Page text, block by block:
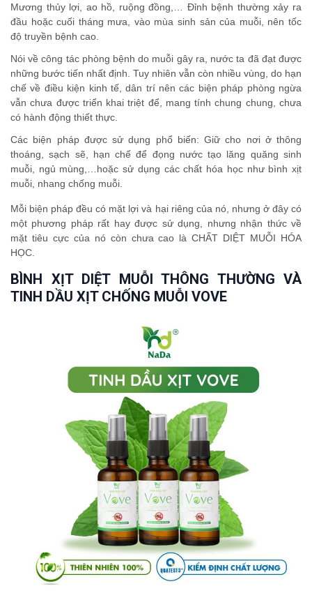
Mương thủy lợi, ao hồ, ruộng đồng,… Đỉnh bệnh thường xảy ra
đầu hoặc cuối tháng mưa, vào mùa sinh sản của muỗi, nên tốc
độ truyền bệnh cao.
Nói về công tác phòng bệnh do muỗi gây ra, nước ta đã đạt được
những bước tiến nhất định. Tuy nhiên vẫn còn nhiều vùng, do hạn
chế về điều kiện kinh tế, dân trí nên các biện pháp phòng ngừa
vẫn chưa được triển khai triệt để, mang tính chung chung, chưa
có hành động thiết thực.
Các biện pháp được sử dụng phổ biến: Giữ cho nơi ở thông
thoáng, sạch sẽ, hạn chế để đọng nước tạo lăng quăng sinh
muỗi, ngủ mùng,…hoặc sử dụng các chất hóa học như bình xịt
muỗi, nhang chống muỗi.
Mỗi biện pháp đều có mặt lợi và hại riêng của nó, nhưng ở đây có
một phương pháp rất hay được sử dụng, nhưng nhận thức về
mặt tiêu cực của nó còn chưa cao là CHẤT DIỆT MUỖI HÓA
HỌC.
BÌNH XỊT DIỆT MUỖI THÔNG THƯỜNG VÀ
TINH DẦU XỊT CHỐNG MUỖI VOVE